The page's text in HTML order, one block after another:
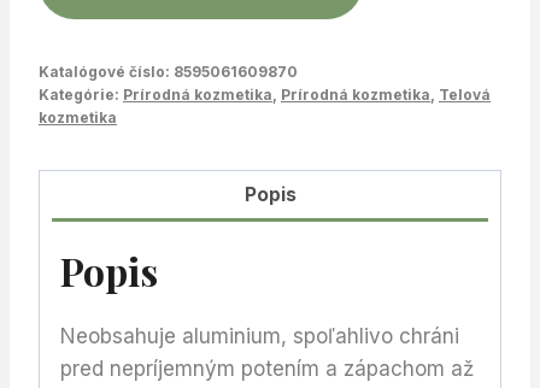
Katalógové číslo: 8595061609870
Kategórie: Prírodná kozmetika Prírodná kozmetika Telová
kozmetika
Popis
Popis
Neobsahuje aluminium, spoľahlivo chráni
pred nepríjemným potením a zápachom až